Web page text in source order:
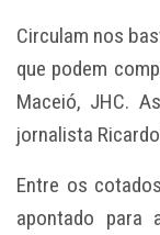
Circulam nos
que podem
Maceió, JHC.
jornalista
Entre os
apontado para